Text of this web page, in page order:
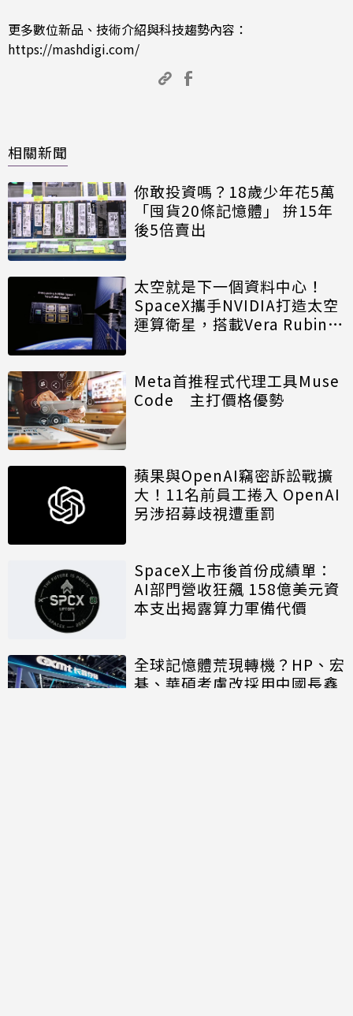
更多數位新品、技術介紹與科技趨勢內容：
https://mashdigi.com/
相關新聞
你敢投資嗎？18歲少年花5萬
「囤貨20條記憶體」 拚15年
後5倍賣出
太空就是下一個資料中心！
SpaceX攜手NVIDIA打造太空
運算衛星，搭載Vera Rubin運
Meta首推程式代理工具Muse
Code 主打價格優勢
蘋果與OpenAI竊密訴訟戰擴
大！11名前員工捲入 OpenAI
另涉招募歧視遭重罰
SpaceX上市後首份成績單：
AI部門營收狂飆 158億美元資
本支出揭露算力軍備代價
全球記憶體荒現轉機？HP、宏
碁、華碩考慮改採用中國長鑫